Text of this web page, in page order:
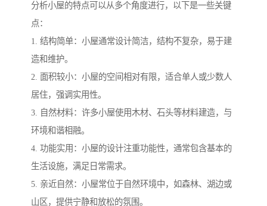
分析小屋的特点可以从多个角度进行，以下是一些关键
点：
1. 结构简单：小屋通常设计简洁，结构不复杂，易于建
造和维护。
2. 面积较小：小屋的空间相对有限，适合单人或少数人
居住，强调实用性。
3. 自然材料：许多小屋使用木材、石头等材料建造，与
环境和谐相融。
4. 功能实用：小屋的设计注重功能性，通常包含基本的
生活设施，满足日常需求。
5. 亲近自然：小屋常位于自然环境中，如森林、湖边或
山区，提供宁静和放松的氛围。